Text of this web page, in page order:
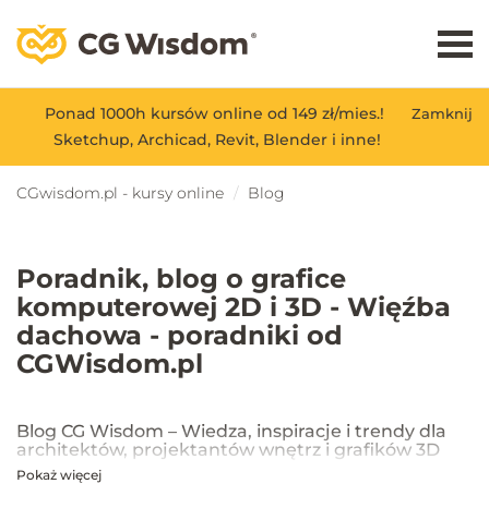
Zamknij
Ponad 1000h kursów online od 149 zł/mies.!
Sketchup, Archicad, Revit, Blender i inne!
CGwisdom.pl - kursy online Blog
Poradnik, blog o grafice
komputerowej 2D i 3D - Więźba
dachowa - poradniki od
CGWisdom.pl
Blog CG Wisdom – Wiedza, inspiracje i trendy dla
architektów, projektantów wnętrz i grafików 3D
Na blogu CG Wisdom znajdziesz praktyczne porady, inspiracje oraz
Pokaż więcej